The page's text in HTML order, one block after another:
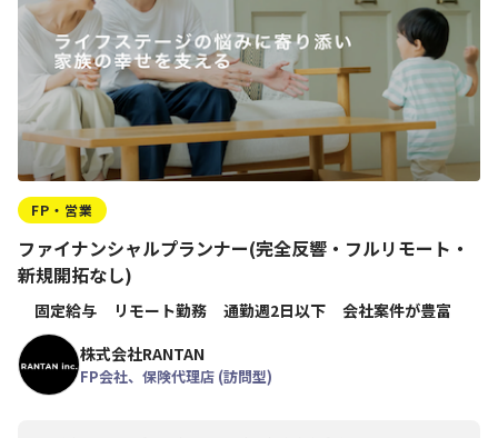
FP・営業
ファイナンシャルプランナー(完全反響・フルリモート・
新規開拓なし)
固定給与 リモート勤務 通勤週2日以下
会社案件が豊富
株式会社RANTAN
FP会社、保険代理店 (訪問型)